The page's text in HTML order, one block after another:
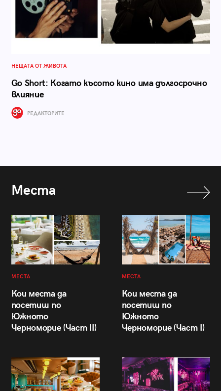
НЕЩАТА ОТ ЖИВОТА
Go Short: Когато късото кино има дългосрочно
влияние
РЕДАКТОРИТЕ
Места
МЕСТА
Кои места да
посетиш по
Южното
Черноморие (Част II)
МЕСТА
Кои места да
посетиш по
Южното
Черноморие (Част I)